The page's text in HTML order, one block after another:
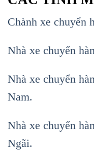
Chành xe chuyển
Nhà xe chuyển
Nhà xe chuyển
Nam.
Nhà xe chuyển
Ngãi.